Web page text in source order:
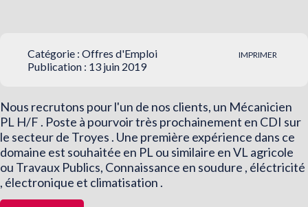
IMPRIMER
Catégorie : Offres d'Emploi
Publication : 13 juin 2019
Nous recrutons pour l'un de nos clients, un Mécanicien
PL H/F . Poste à pourvoir très prochainement en CDI sur
le secteur de Troyes . Une première expérience dans ce
domaine est souhaitée en PL ou similaire en VL agricole
ou Travaux Publics, Connaissance en soudure , éléctricité
, électronique et climatisation .